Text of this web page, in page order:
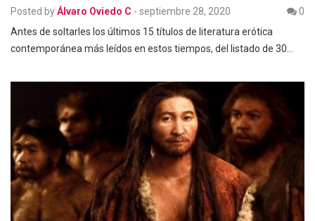
Posted byÁlvaro Oviedo C - septiembre 28, 2020
0
Antes de soltarles los últimos 15 títulos de literatura erótica
contemporánea más leídos en estos tiempos, del listado de 30…